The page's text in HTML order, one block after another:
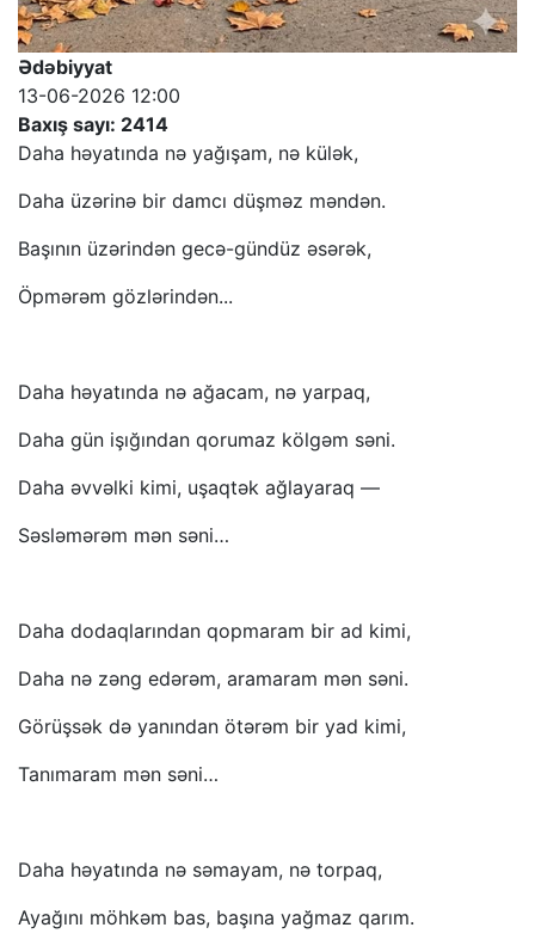
Ədəbiyyat
13-06-2026 12:00
Baxış sayı: 2414
Daha həyatında nə yağışam, nə külək,
Daha üzərinə bir damcı düşməz məndən.
Başının üzərindən gecə-gündüz əsərək,
Öpmərəm gözlərindən...
Daha həyatında nə ağacam, nə yarpaq,
Daha gün işığından qorumaz kölgəm səni.
Daha əvvəlki kimi, uşaqtək ağlayaraq —
Səsləmərəm mən səni…
Daha dodaqlarından qopmaram bir ad kimi,
Daha nə zəng edərəm, aramaram mən səni.
Görüşsək də yanından ötərəm bir yad kimi,
Tanımaram mən səni…
Daha həyatında nə səmayam, nə torpaq,
Ayağını möhkəm bas, başına yağmaz qarım.